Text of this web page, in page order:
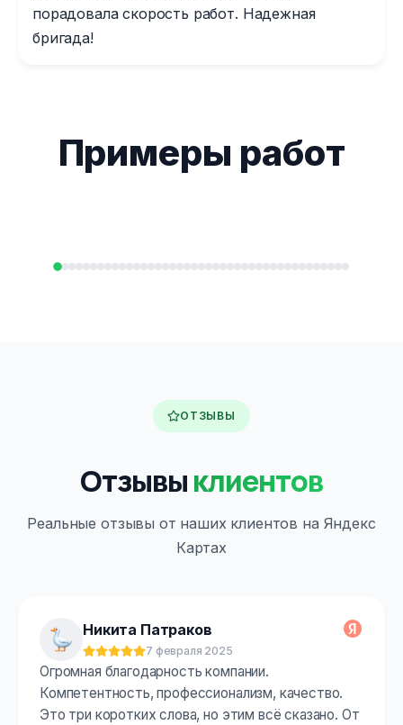
порадовала скорость работ. Надежная
бригада!
Примеры работ
ОТЗЫВЫ
Отзывыклиентов
Реальные отзывы от наших клиентов на Яндекс
Картах
Никита Патраков
Оценка:5из 57 февраля 2025
Огромная благодарность компании.
Компетентность, профессионализм, качество.
Это три коротких слова, но этим всё сказано. От